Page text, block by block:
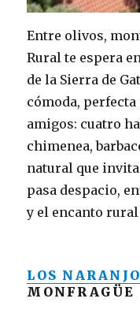
Entre olivos,
Rural te espera
de la Sierra de
cómoda,
amigos: cuatro
chimenea,
natural que
pasa despacio,
y el encanto
LOS
MONFRAGÜE